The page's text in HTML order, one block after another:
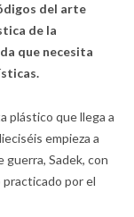
del arte
de la
que necesita
plástico que llega a
empieza a
guerra, Sadek, con
por el